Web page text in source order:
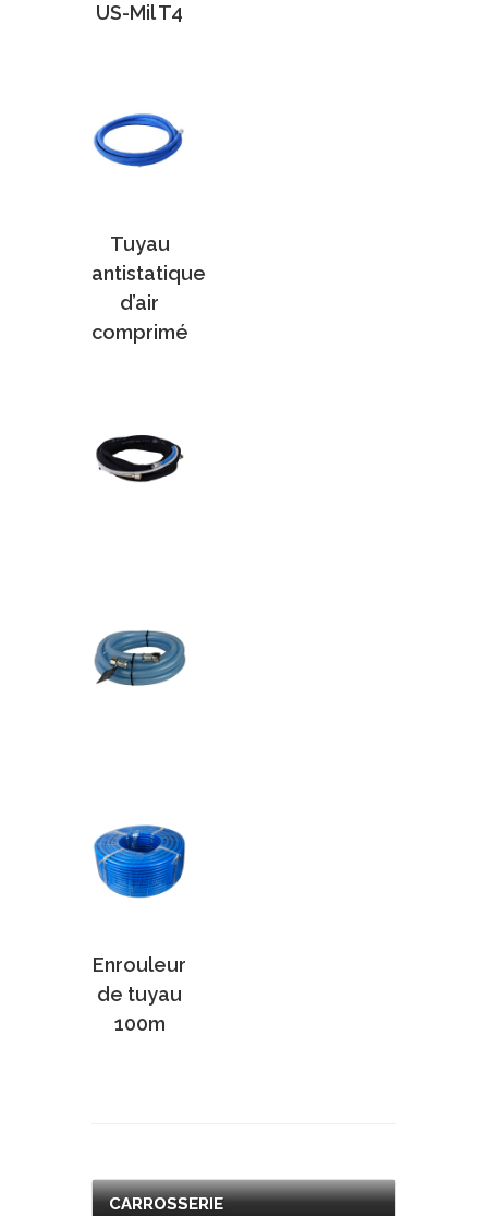
US-Mil T4
Tuyau
antistatique
d’air
comprimé
Enrouleur
de tuyau
100m
CARROSSERIE